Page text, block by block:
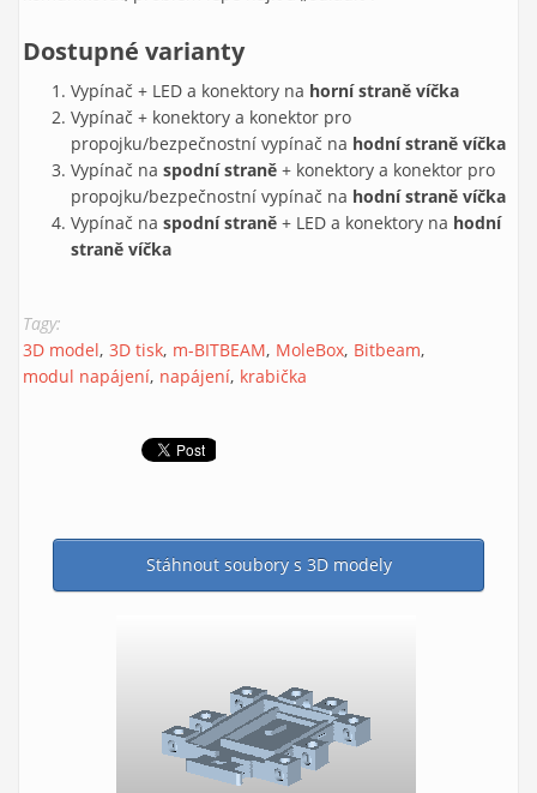
Dostupné varianty
Vypínač + LED a konektory na horní straně víčka
Vypínač + konektory a konektor pro
propojku/bezpečnostní vypínač na hodní straně víčka
Vypínač na spodní straně + konektory a konektor pro
propojku/bezpečnostní vypínač na hodní straně víčka
Vypínač na spodní straně + LED a konektory na hodní
straně víčka
Tagy:
3D model 3D tisk m-BITBEAM MoleBox Bitbeam
modul napájení napájení krabička
Stáhnout soubory s 3D modely